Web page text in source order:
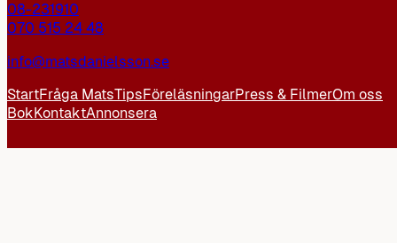
08-231910
070 515 24 48
info@matsdanielsson.se
StartFråga MatsTipsFöreläsningarPress & FilmerOm oss
BokKontaktAnnonsera